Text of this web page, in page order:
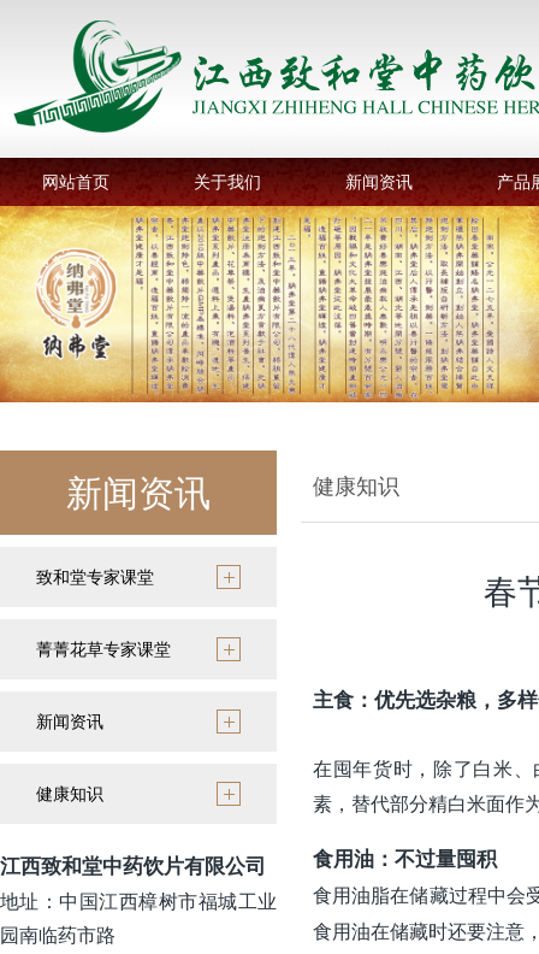
网站首页 关于我们 新闻资讯 产品
新闻资讯
致和堂专家课堂
菁菁花草专家课堂
新闻资讯
健康知识
江西致和堂中药饮片有限公司
地址：中国江西樟树市福城工业
园南临药市路
健康知识
春
主食：优先选杂粮，多
在囤年货时，除了白米
素，替代部分精白米面作
食用油：不过量囤积
食用油脂在储藏过程中会
食用油在储藏时还要注意